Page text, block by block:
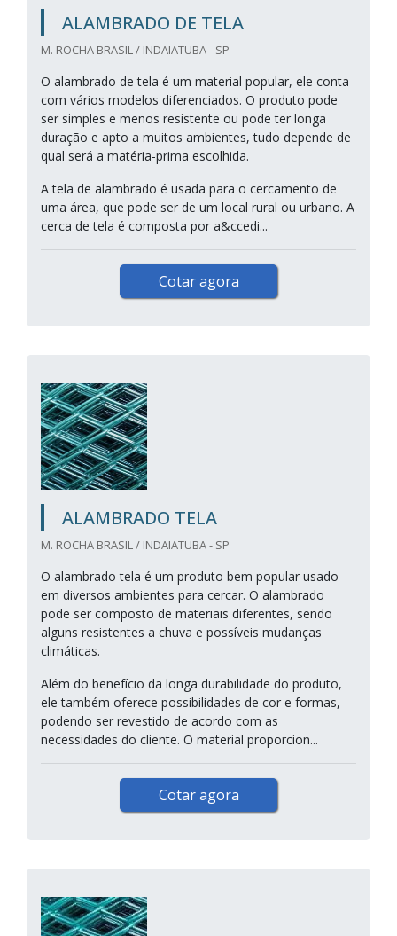
ALAMBRADO DE TELA
M. ROCHA BRASIL / INDAIATUBA - SP
O alambrado de tela é um material popular, ele conta
com vários modelos diferenciados. O produto pode
ser simples e menos resistente ou pode ter longa
duração e apto a muitos ambientes, tudo depende de
qual será a matéria-prima escolhida.
A tela de alambrado é usada para o cercamento de
uma área, que pode ser de um local rural ou urbano. A
cerca de tela é composta por a&ccedi...
Cotar agora
ALAMBRADO TELA
M. ROCHA BRASIL / INDAIATUBA - SP
O alambrado tela é um produto bem popular usado
em diversos ambientes para cercar. O alambrado
pode ser composto de materiais diferentes, sendo
alguns resistentes a chuva e possíveis mudanças
climáticas.
Além do benefício da longa durabilidade do produto,
ele também oferece possibilidades de cor e formas,
podendo ser revestido de acordo com as
necessidades do cliente. O material proporcion...
Cotar agora